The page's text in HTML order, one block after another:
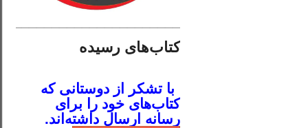
کتاب‌های رسیده
با تشکر از دوستانی که
کتاب‌های خود را برای
رسانه ارسال داشته‌اند.